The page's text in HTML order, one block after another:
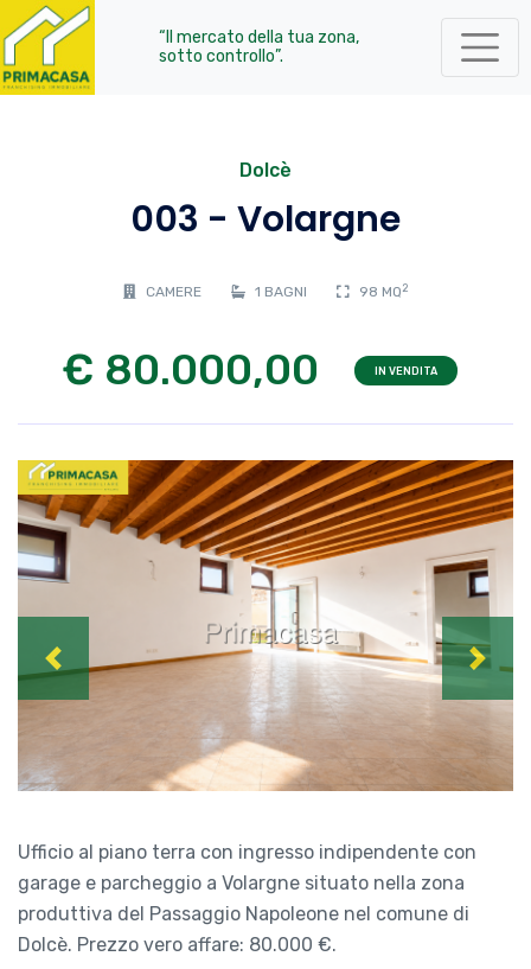
“Il mercato della tua zona,
sotto controllo”.
Dolcè
003 - Volargne
CAMERE 1 BAGNI 98 MQ 2
€ 80.000,00 IN VENDITA
Previous Next
Ufficio al piano terra con ingresso indipendente con
garage e parcheggio a Volargne situato nella zona
produttiva del Passaggio Napoleone nel comune di
Dolcè. Prezzo vero affare: 80.000 €.